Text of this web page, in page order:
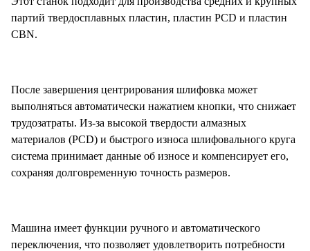
партий твердосплавных пластин, пластин PCD и пластин
CBN.
После завершения центрирования шлифовка может
выполняться автоматически нажатием кнопки, что снижает
трудозатраты. Из-за высокой твердости алмазных
материалов (PCD) и быстрого износа шлифовального круга
система принимает данные об износе и компенсирует его,
сохраняя долговременную точность размеров.
Машина имеет функции ручного и автоматического
переключения, что позволяет удовлетворить потребности